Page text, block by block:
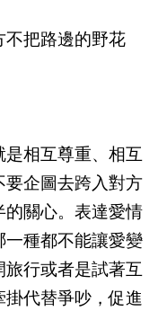
不把路邊的野花
相互尊重、相互
要企圖去跨入對方
的關心。表達愛情
一種都不能讓愛變
行或者是試著互
代替爭吵，促進